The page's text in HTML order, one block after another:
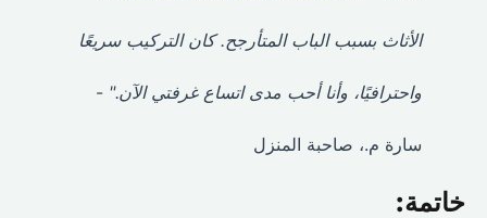
الأثاث بسبب الباب المتأرجح. كان التركيب سريعًا
واحترافيًا، وأنا أحب مدى اتساع غرفتي الآن."-
سارة م.، صاحبة المنزل
خاتمة: